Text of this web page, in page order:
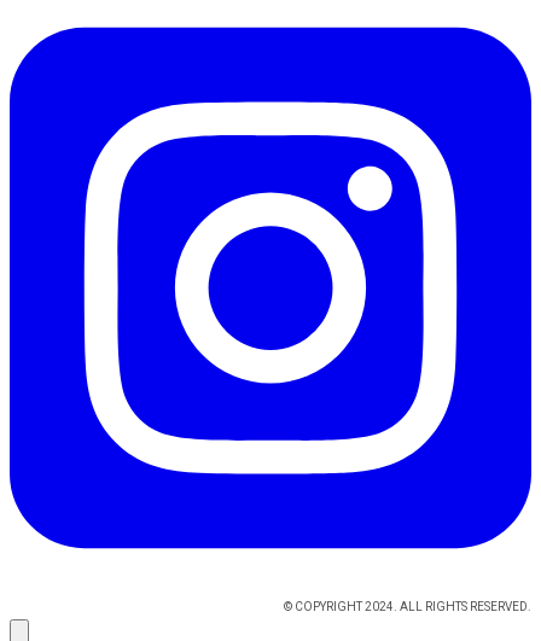
© COPYRIGHT 2024. ALL RIGHTS RESERVED.